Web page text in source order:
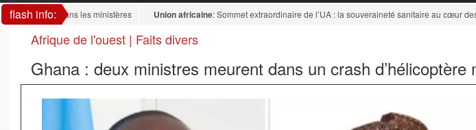
flash info:dans les ministères Union africaine: Sommet extraordinaire de l’UA : la souveraineté sanitaire au cœur des
Afrique de l'ouest | Faits divers
Ghana : deux ministres meurent dans un crash d’hélicoptère